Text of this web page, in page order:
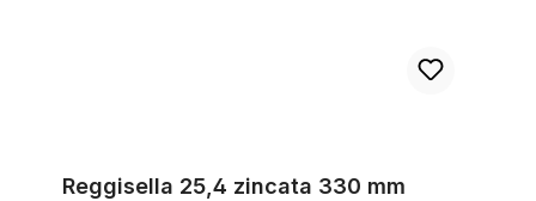
Reggisella 25,4 zincata 330 mm